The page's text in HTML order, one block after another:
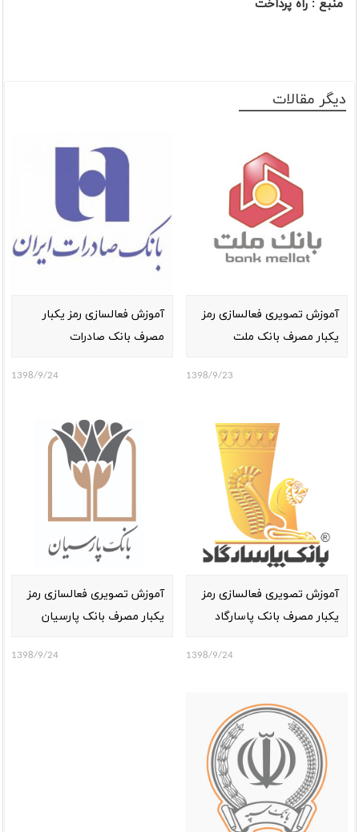
منبع : راه پرداخت
دیگر مقالات
آموزش تصویری فعالسازی رمز
یکبار مصرف بانک ملت
1398/9/23
آموزش فعالسازی رمز یکبار
مصرف بانک صادرات
1398/9/24
آموزش تصویری فعالسازی رمز
یکبار مصرف بانک پاسارگاد
1398/9/24
آموزش تصویری فعالسازی رمز
یکبار مصرف بانک پارسیان
1398/9/24